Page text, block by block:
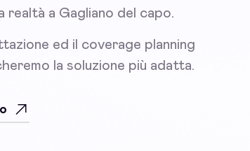
realtà a Gagliano del capo.
ed il coverage planning
la soluzione più adatta.